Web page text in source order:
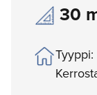
30
Tyyppi: